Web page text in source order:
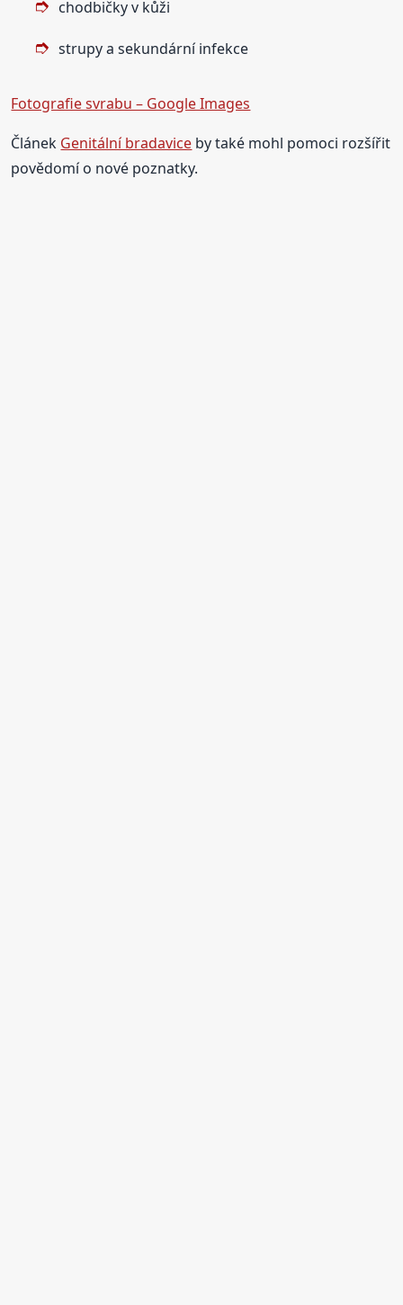
chodbičky v kůži
strupy a sekundární infekce
Fotografie svrabu – Google Images
Článek Genitální bradavice by také mohl pomoci rozšířit
povědomí o nové poznatky.